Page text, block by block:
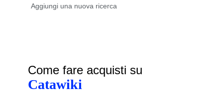
Come fare acquisti su
Catawiki